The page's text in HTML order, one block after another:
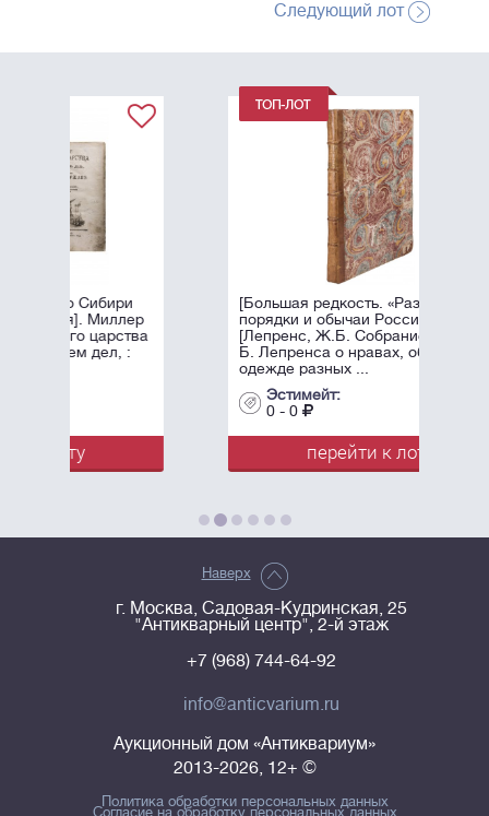
Следующий лот
[Большая редкость. «Различные
порядки и обычаи России»].
[Лепренс, Ж.Б. Собрание работ Ж.
Б. Лепренса о нравах, обычаях и
одежде разных ...
перейти к лоту
Наверх
г. Москва, Садовая-Кудринская, 25
"Антикварный центр", 2-й этаж
+7 (968) 744-64-92
info@anticvarium.ru
Аукционный дом «Антиквариум»
2013-2026, 12+ ©
Политика обработки персональных данных
Согласие на обработку персональных данных